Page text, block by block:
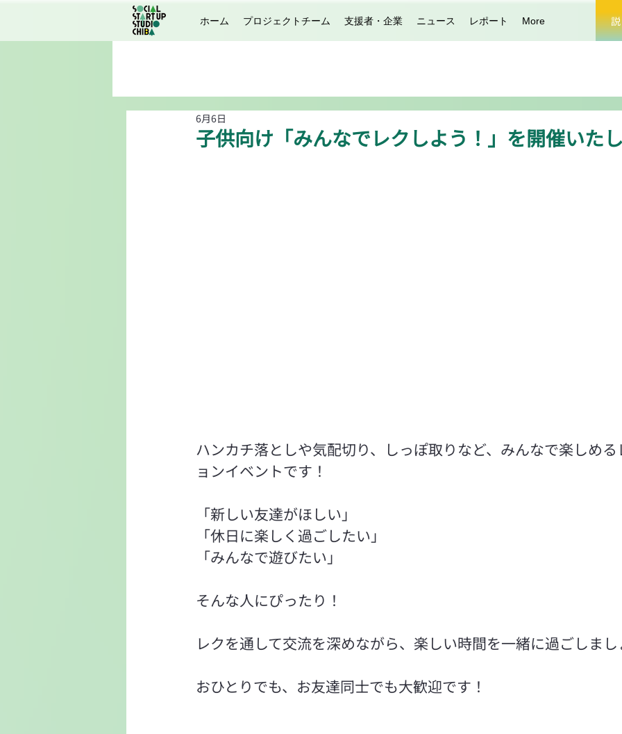
ホーム プロジェクトチーム 支援者・企業 ニュース レポート More
子供向け「みんなでレクしよう！」を開催いた
6月6日
ハンカチ落としや気配切り、しっぽ取りなど、みんなで楽しめ
ョンイベントです！
「新しい友達がほしい」
「休日に楽しく過ごしたい」
「みんなで遊びたい」
そんな人にぴったり！
レクを通して交流を深めながら、楽しい時間を一緒に過ごしま
おひとりでも、お友達同士でも大歓迎です！